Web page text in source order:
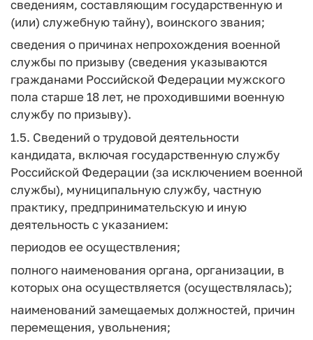
сведениям, составляющим государственную и
(или) служебную тайну), воинского звания;
сведения о причинах непрохождения военной
службы по призыву (сведения указываются
гражданами Российской Федерации мужского
пола старше 18 лет, не проходившими военную
службу по призыву).
1.5. Сведений о трудовой деятельности
кандидата, включая государственную службу
Российской Федерации (за исключением военной
службы), муниципальную службу, частную
практику, предпринимательскую и иную
деятельность с указанием:
периодов ее осуществления;
полного наименования органа, организации, в
которых она осуществляется (осуществлялась);
наименований замещаемых должностей, причин
перемещения, увольнения;